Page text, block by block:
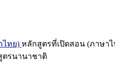
ไทย) หลักสูตรที่เปิดสอน (ภาษาไ
ตรนานาชาติ